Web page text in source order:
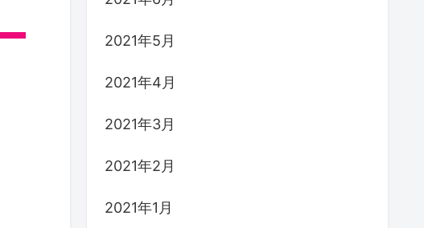
2021年5月
2021年4月
2021年3月
2021年2月
2021年1月